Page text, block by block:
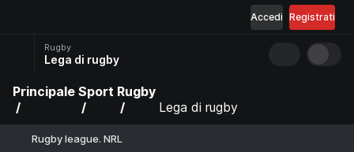
Registrati
Accedi
Rugby
Lega di rugby
Principale Sport Rugby
Lega di rugby
Rugby league. NRL